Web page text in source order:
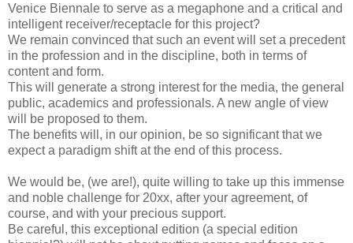
Venice Biennale to serve as a megaphone and a critical and
intelligent receiver/receptacle for this project?
We remain convinced that such an event will set a precedent
in the profession and in the discipline, both in terms of
content and form.
This will generate a strong interest for the media, the general
public, academics and professionals. A new angle of view
will be proposed to them.
The benefits will, in our opinion, be so significant that we
expect a paradigm shift at the end of this process.
We would be, (we are!), quite willing to take up this immense
and noble challenge for 20xx, after your agreement, of
course, and with your precious support.
Be careful, this exceptional edition (a special edition